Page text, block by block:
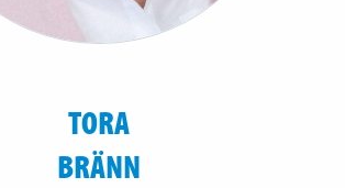
TORA
BRÄNN